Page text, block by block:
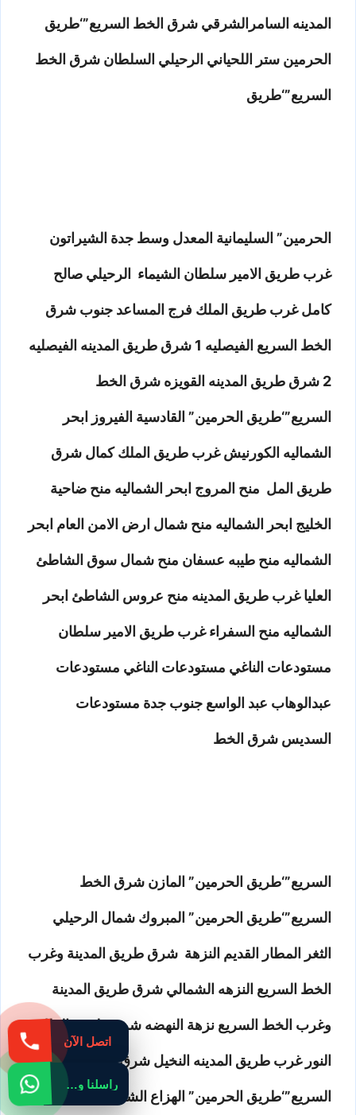
المدينه السامرالشرقي شرق الخط السريع”‘طريق
الحرمين ستر اللحياني الرحيلي السلطان شرق الخط
السريع”‘طريق
الحرمين” السليمانية المعدل وسط جدة الشيراتون
غرب طريق الامير سلطان الشيماء الرحيلي صالح
كامل غرب طريق الملك فرج المساعد جنوب شرق
الخط السريع الفيصليه 1 شرق طريق المدينه الفيصليه
2 شرق طريق المدينه القويزه شرق الخط
السريع”‘طريق الحرمين” القادسية الفيروز ابحر
الشماليه الكورنيش غرب طريق الملك كمال شرق
طريق المل منح المروج ابحر الشماليه منح ضاحية
الخليج ابحر الشماليه منح شمال ارض الامن العام ابحر
الشماليه منح طيبه عسفان منح شمال سوق الشاطئ
العليا غرب طريق المدينه منح عروس الشاطئ ابحر
الشماليه منح السفراء غرب طريق الامير سلطان
مستودعات الناغي مستودعات الناغي مستودعات
عبدالوهاب عبد الواسع جنوب جدة مستودعات
السديس شرق الخط
السريع”‘طريق الحرمين” المازن شرق الخط
السريع”‘طريق الحرمين” المبروك شمال الرحيلي
الثغر المطار القديم النزهة شرق طريق المدينة وغرب
الخط السريع النزهه الشمالي شرق طريق المدينة
وغرب الخط السريع نزهة النهضه شرق طريق الملك
النور غرب طريق المدينه النخيل شرق الخط
السريع”‘طريق الحرمين” الهزاع الشرقي الهزاع
اتصل الآن
راسلنا واتساب